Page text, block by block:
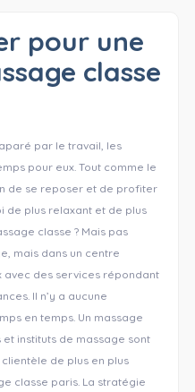
pour une
classe
par le travail, les
pour eux. Tout comme le
de se reposer et de profiter
de plus relaxant et de plus
classe ? Mais pas
mais dans un centre
avec des services répondant
Il n’y a aucune
en temps. Un massage
instituts de massage sont
de plus en plus
classe paris. La stratégie